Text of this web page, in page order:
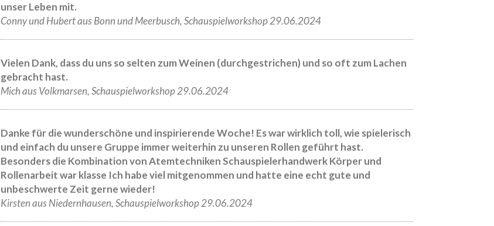
unser Leben mit.
Conny und Hubert aus Bonn und Meerbusch, Schauspielworkshop 29.06.2024
Vielen Dank, dass du uns so selten zum Weinen (durchgestrichen) und so oft zum Lachen
gebracht hast.
Mich aus Volkmarsen, Schauspielworkshop 29.06.2024
Danke für die wunderschöne und inspirierende Woche! Es war wirklich toll, wie spielerisch
und einfach du unsere Gruppe immer weiterhin zu unseren Rollen geführt hast.
Besonders die Kombination von Atemtechniken Schauspielerhandwerk Körper und
Rollenarbeit war klasse Ich habe viel mitgenommen und hatte eine echt gute und
unbeschwerte Zeit gerne wieder!
Kirsten aus Niedernhausen, Schauspielworkshop 29.06.2024